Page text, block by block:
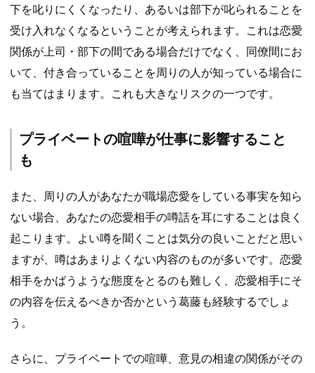
下を叱りにくくなったり、あるいは部下が叱られることを
受け入れなくなるということが考えられます。これは恋愛
関係が上司・部下の間である場合だけでなく、同僚間にお
いて、付き合っていることを周りの人が知っている場合に
も当てはまります。これも大きなリスクの一つです。
プライベートの喧嘩が仕事に影響すること
も
また、周りの人があなたが職場恋愛をしている事実を知ら
ない場合、あなたの恋愛相手の噂話を耳にすることは良く
起こります。よい噂を聞くことは気分の良いことだと思い
ますが、噂はあまりよくない内容のものが多いです。恋愛
相手をかばうような態度をとるのも難しく、恋愛相手にそ
の内容を伝えるべきか否かという葛藤も経験するでしょ
う。
さらに、プライベートでの喧嘩、意見の相違の関係がその